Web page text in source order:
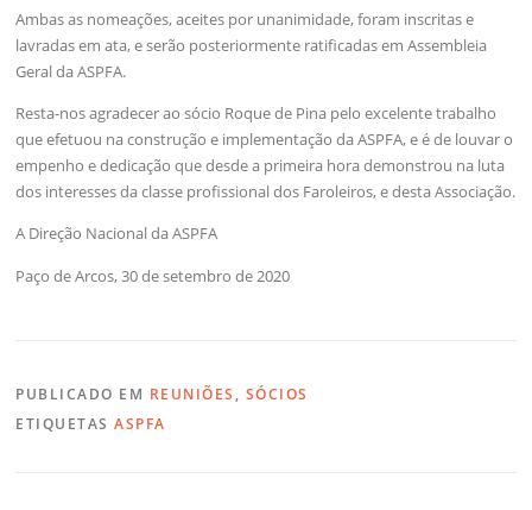
Ambas as nomeações, aceites por unanimidade, foram inscritas e
lavradas em ata, e serão posteriormente ratificadas em Assembleia
Geral da ASPFA.
Resta-nos agradecer ao sócio Roque de Pina pelo excelente trabalho
que efetuou na construção e implementação da ASPFA, e é de louvar o
empenho e dedicação que desde a primeira hora demonstrou na luta
dos interesses da classe profissional dos Faroleiros, e desta Associação.
A Direção Nacional da ASPFA
Paço de Arcos, 30 de setembro de 2020
PUBLICADO EM REUNIÕES , SÓCIOS
ETIQUETASASPFA